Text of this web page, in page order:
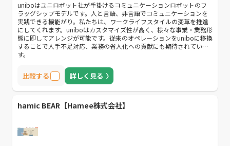
uniboはユニロボット社が手掛けるコミュニケーションロボットのフ
ラッグシップモデルです。人と言語、非言語でコミュニケーションを
実践できる機能がり。私たちは、ワークライフスタイルの変革を推進
にしてくれます。uniboはカスタマイズ性が高く、様々な事業・業務形
態に即してアレンジが可能です。従来のオペレーションをuniboに移換
することで人手不足対応、業務の省人化への貢献にも期待されていま
す。
比較する 詳しく見る
hamic BEAR【Hamee株式会社】